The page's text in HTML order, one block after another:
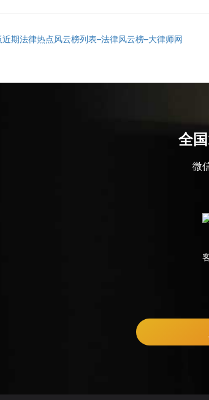
期法律热点风云榜列表–法律风云榜–大律师网
全
微